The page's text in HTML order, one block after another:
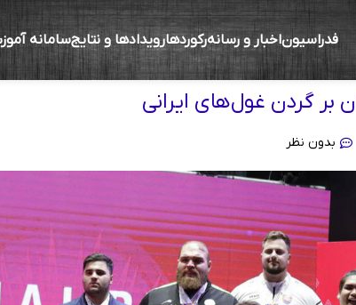
فدراسیوناخبار و رسانهرکوردهارویدادها و نتایجسامانه
بر گردن غول‌های ایرانی
بدون نظر